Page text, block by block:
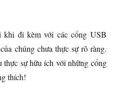
khi đi kèm với các cổng USB
chúng chưa thực sự rõ ràng.
thực sự hữu ích với những cổng
thích!